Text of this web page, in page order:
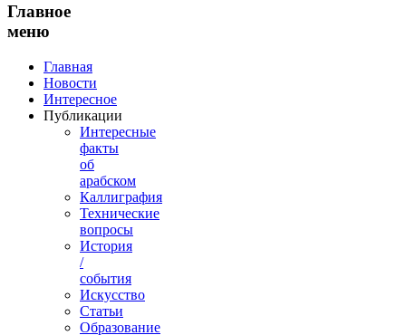
Главное
меню
Главная
Новости
Интересное
Публикации
Интересные
факты
об
арабском
Каллиграфия
Технические
вопросы
История
/
события
Искусство
Статьи
Образование